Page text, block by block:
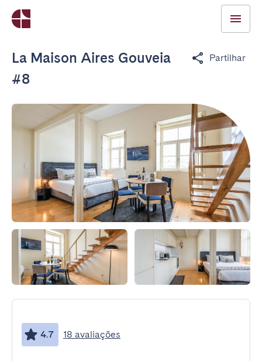
La Maison Aires Gouveia
#8
Partilhar
4.7 18 avaliações